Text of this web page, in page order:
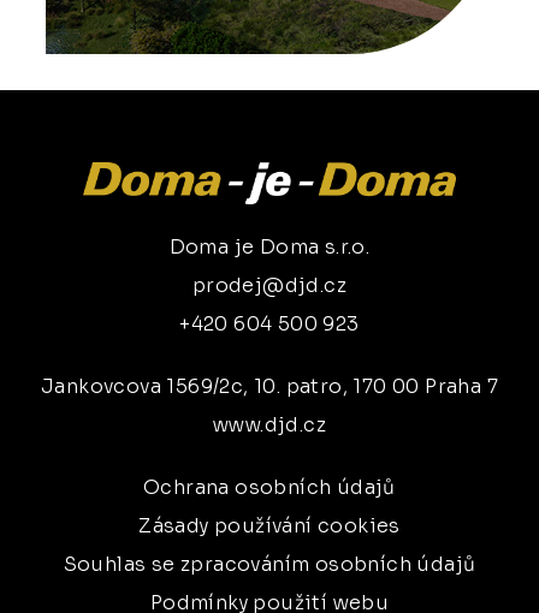
Doma je Doma s.r.o.
prodej@djd.cz
+420 604 500 923
Jankovcova 1569/2c, 10. patro, 170 00 Praha 7
www.djd.cz
Ochrana osobních údajů
Zásady používání cookies
Souhlas se zpracováním osobních údajů
Podmínky použití webu